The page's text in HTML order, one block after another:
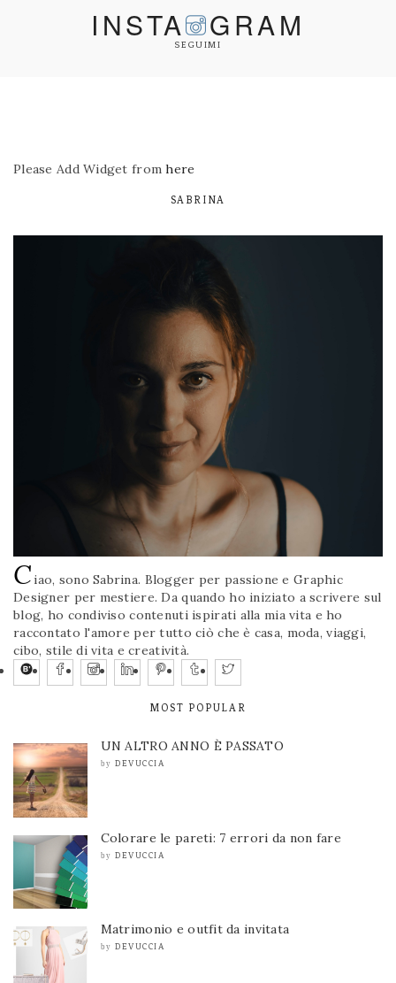
INSTA GRAM
SEGUIMI
Please Add Widget fromhere
SABRINA
Ciao, sono Sabrina. Blogger per passione e Graphic
Designer per mestiere. Da quando ho iniziato a scrivere sul
blog, ho condiviso contenuti ispirati alla mia vita e ho
raccontato l'amore per tutto ciò che è casa, moda, viaggi,
cibo, stile di vita e creatività.
MOST POPULAR
UN ALTRO ANNO È PASSATO
by DEVUCCIA
Colorare le pareti: 7 errori da non fare
by DEVUCCIA
Matrimonio e outfit da invitata
by DEVUCCIA